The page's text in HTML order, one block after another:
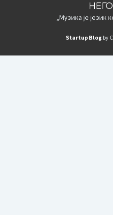
„Музика је језик
Startup Blog by